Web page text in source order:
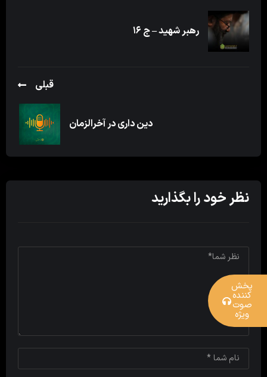
رهبر شهید – ج ۱۶
قبلی
دین داری در آخرالزمان
نظر خود را بگذارید
پخش
کننده
صوت
ویژه